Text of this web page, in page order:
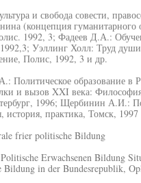
и свобода совести,
(концепция гуманитарного
1992, 3; Фадеев Д.А.:
Уэллинг Холл: Труд
Полис, 1992, 3 и др.
Политическое образование в
и вызов XXI века:
1996; Щербинин А.И.:
история, практика, Томск,
frier politische Bildung
Erwachsenen Bildung
Bildung in der Bundesrepublik,